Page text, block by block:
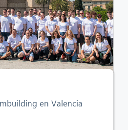
en Valencia